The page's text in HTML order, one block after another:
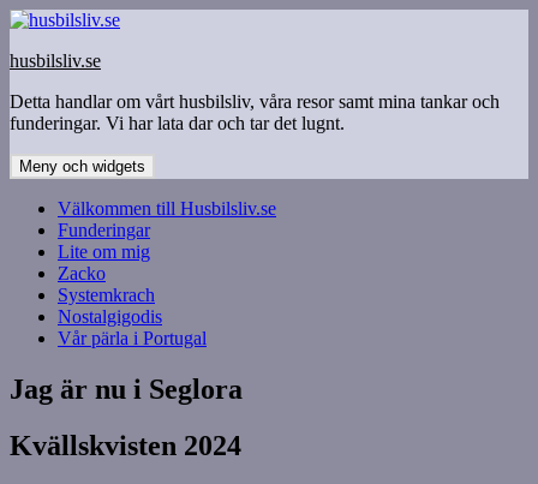
Hoppa
innehåll
husbilsliv.se
Detta handlar om vårt husbilsliv, våra resor samt mina tankar och
funderingar. Vi har lata dar och tar det lugnt.
Meny och widgets
Välkommen till Husbilsliv.se
Funderingar
Lite om mig
Zacko
Systemkrach
Nostalgigodis
Vår pärla i Portugal
Jag är nu i Seglora
Kvällskvisten 2024